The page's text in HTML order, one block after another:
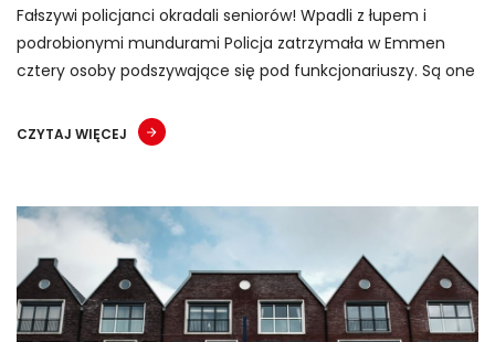
Fałszywi policjanci okradali seniorów! Wpadli z łupem i
podrobionymi mundurami Policja zatrzymała w Emmen
cztery osoby podszywające się pod funkcjonariuszy. Są one
CZYTAJ WIĘCEJ